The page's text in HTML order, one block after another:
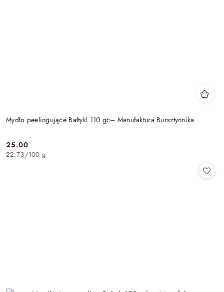
Mydło peelingujące Bałtykl 110 gc– Manufaktura Bursztynnika
Cena:
25.00
22.73/100 g